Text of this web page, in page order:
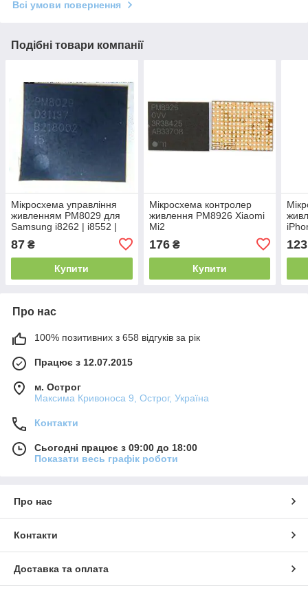
Всі умови повернення
Подібні товари компанії
Мікросхема управління
живленням PM8029 для
Samsung i8262 | i8552 |
S7500 | S7530 |
87 ₴
Купити
Мікросхема контролер
живлення PM8926 Xiaomi
Mi2
176₴
Купити
123
Про нас
100% позитивних з 658 відгуків за рік
Працює з 12.07.2015
м. Острог
Максима Кривоноса 9, Острог, Україна
Контакти
Сьогодні працює з 09:00 до 18:00
Показати весь графік роботи
Про нас
Контакти
Доставка та оплата